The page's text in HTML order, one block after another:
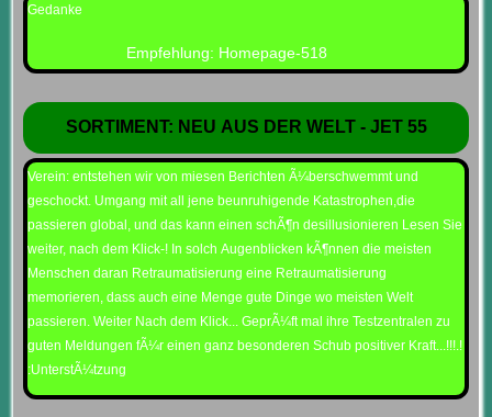
Gedanke
Empfehlung: Homepage-518
SORTIMENT: NEU AUS DER WELT - JET 55
Verein: entstehen wir von miesen Berichten Ã¼berschwemmt und
geschockt. Umgang mit all jene beunruhigende Katastrophen,die
passieren global, und das kann einen schÃ¶n desillusionieren Lesen Sie
weiter, nach dem Klick-! In solch Augenblicken kÃ¶nnen die meisten
Menschen daran Retraumatisierung eine Retraumatisierung
memorieren, dass auch eine Menge gute Dinge wo meisten Welt
passieren. Weiter Nach dem Klick... GeprÃ¼ft mal ihre Testzentralen zu
guten Meldungen fÃ¼r einen ganz besonderen Schub positiver Kraft...!!!.!
:UnterstÃ¼tzung